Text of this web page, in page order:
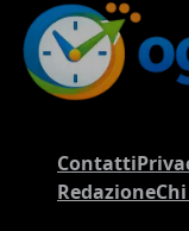
Contatti
Redazione